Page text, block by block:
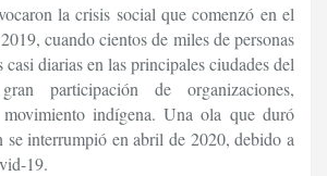
la crisis social que comenzó en el
cuando cientos de miles de personas
casi diarias en las principales ciudades del
participación de organizaciones,
movimiento indígena. Una ola que duró
se interrumpió en abril de 2020, debido a
19.